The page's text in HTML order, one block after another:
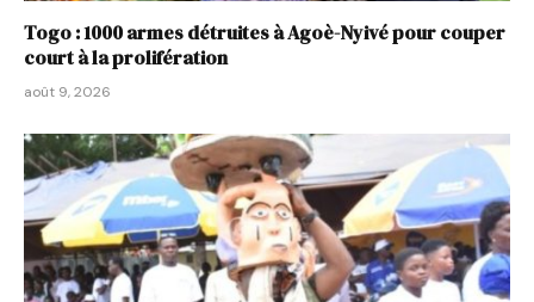
Togo : 1000 armes détruites à Agoè-Nyivé pour couper
court à la prolifération
août 9, 2026